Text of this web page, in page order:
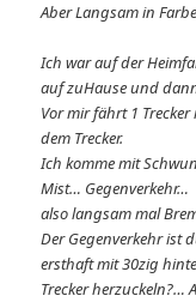
Aber Langsam in
Ich war auf der
auf zuHause und
Vor mir fährt 1
dem Trecker.
Ich komme mit
Mist… Gegenverkehr…
also langsam mal
Der Gegenverkehr ist
ersthaft mit 30zig
Trecker herzuckeln?…